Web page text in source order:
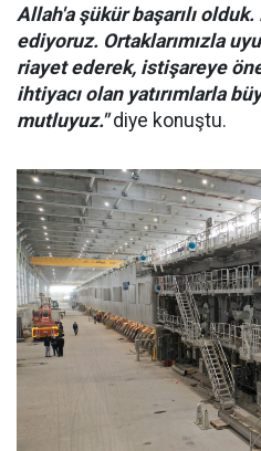
Allah'a şükür başarılı
ediyoruz. Ortaklarımızla
riayet ederek, istişareye
ihtiyacı olan yatırımlarla
mutluyuz."diye konuştu.